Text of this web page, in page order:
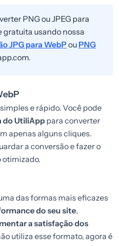
PNG ou JPEG para
gratuita usando nossa
JPG para WebPou PNG
e rápido. Você pode
do UtiliApp para converter
apenas alguns cliques.
a conversão e fazer o
otimizado.
das formas mais eficazes
do seu site,
a satisfação dos
utiliza esse formato, agora é